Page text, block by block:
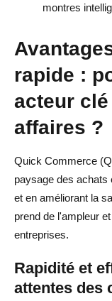
montres
rapide :
acteur
affaires ?
Quick Commerce
paysage des achats
et en améliorant la
prend de l'ampleur
entreprises.
Rapidité et
attentes des